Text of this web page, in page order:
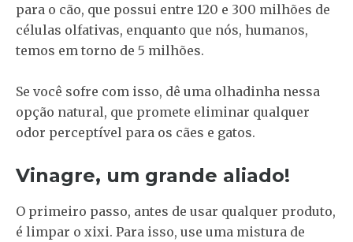
para o cão, que possui entre 120 e 300 milhões de
células olfativas, enquanto que nós, humanos,
temos em torno de 5 milhões.
Se você sofre com isso, dê uma olhadinha nessa
opção natural, que promete eliminar qualquer
odor perceptível para os cães e gatos.
Vinagre, um grande aliado!
O primeiro passo, antes de usar qualquer produto,
é limpar o xixi. Para isso, use uma mistura de